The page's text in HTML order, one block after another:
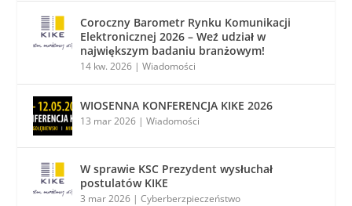
Coroczny Barometr Rynku Komunikacji
Elektronicznej 2026 – Weź udział w
największym badaniu branżowym!
14 kw. 2026 |Wiadomości
WIOSENNA KONFERENCJA KIKE 2026
13 mar 2026 |Wiadomości
W sprawie KSC Prezydent wysłuchał
postulatów KIKE
3 mar 2026 |Cyberberzpieczeństwo